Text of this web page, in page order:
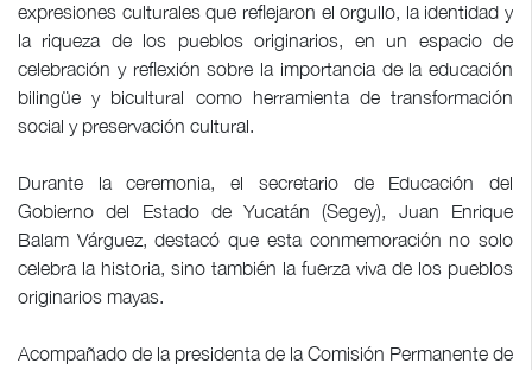
expresiones culturales que reflejaron el orgullo, la identidad y
la riqueza de los pueblos originarios, en un espacio de
celebración y reflexión sobre la importancia de la educación
bilingüe y bicultural como herramienta de transformación
social y preservación cultural.
Durante la ceremonia, el secretario de Educación del
Gobierno del Estado de Yucatán (Segey), Juan Enrique
Balam Várguez, destacó que esta conmemoración no solo
celebra la historia, sino también la fuerza viva de los pueblos
originarios mayas.
Acompañado de la presidenta de la Comisión Permanente de